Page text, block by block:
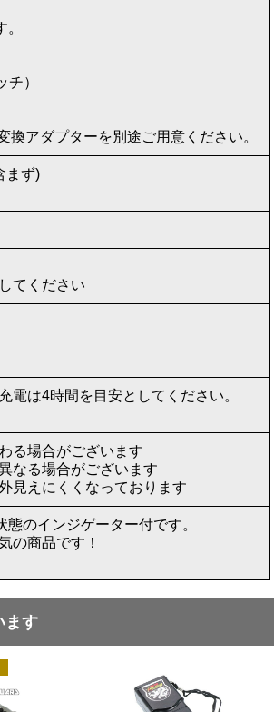
）
アダプターを別途ご用意ください。
まず)
てください
電は4時間を目安としてください。
る場合がございます
なる場合がございます
見えにくくなっております
のインジゲーター付です。
の商品です！
ます